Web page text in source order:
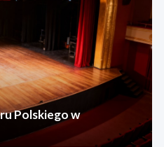
Polskiego w